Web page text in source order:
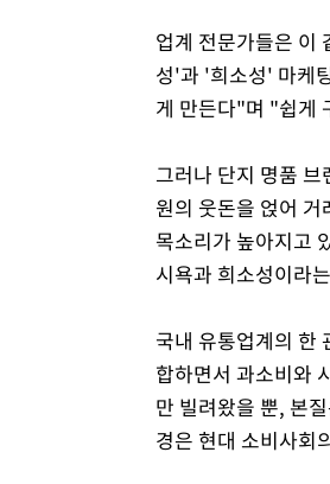
업계 전문가들은 이
성'과 '희소성' 마케
게 만든다"며 "쉽게
그러나 단지 명품
원의 웃돈을 얹어
목소리가 높아지고
시욕과 희소성이라
국내 유통업계의 한
합하면서 과소비와
만 빌려왔을 뿐, 본
경은 현대 소비사회